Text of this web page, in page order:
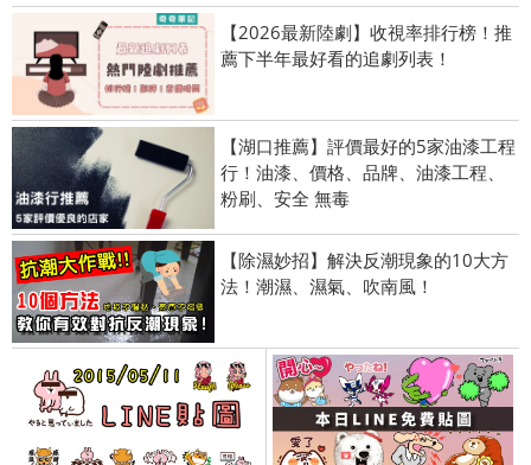
【2026最新陸劇】收視率排行榜！推
薦下半年最好看的追劇列表！
【湖口推薦】評價最好的5家油漆工程
行！油漆、價格、品牌、油漆工程、
粉刷、安全 無毒
【除濕妙招】解決反潮現象的10大方
法！潮濕、濕氣、吹南風！